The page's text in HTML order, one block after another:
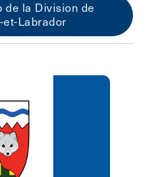
de la Division de
et-Labrador